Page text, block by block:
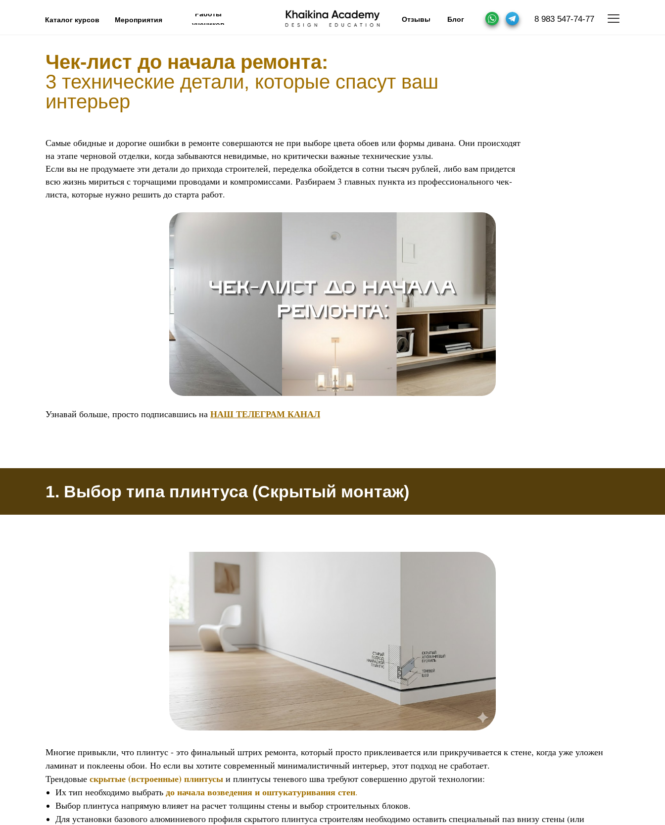
Каталог курсов Мероприятия
Работы
учеников
Отзывы Блог 8 983 547-74-77
Чек-лист до начала ремонта:
3 технические детали, которые спасут ваш
интерьер
Самые обидные и дорогие ошибки в ремонте совершаются не при выборе цвета обоев или формы дивана. Они происходят
на этапе черновой отделки, когда забываются невидимые, но критически важные технические узлы.
Если вы не продумаете эти детали до прихода строителей, переделка обойдется в сотни тысяч рублей, либо вам придется
всю жизнь мириться с торчащими проводами и компромиссами. Разбираем 3 главных пункта из профессионального чек-
листа, которые нужно решить до старта работ.
Узнавай больше, просто подписавшись на НАШ ТЕЛЕГРАМ КАНАЛ
1. Выбор типа плинтуса (Скрытый монтаж)
Многие привыкли, что плинтус - это финальный штрих ремонта, который просто приклеивается или прикручивается к стене, когда уже уложен
ламинат и поклеены обои. Но если вы хотите современный минималистичный интерьер, этот подход не сработает.
Трендовые скрытые (встроенные) плинтусы и плинтусы теневого шва требуют совершенно другой технологии:
Их тип необходимо выбрать до начала возведения и оштукатуривания стен.
Выбор плинтуса напрямую влияет на расчет толщины стены и выбор строительных блоков.
Для установки базового алюминиевого профиля скрытого плинтуса строителям необходимо оставить специальный паз внизу стены (или